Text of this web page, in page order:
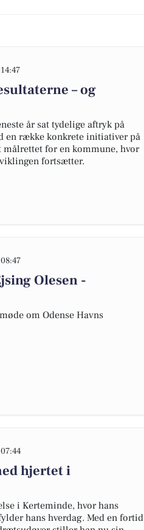
– og
år sat tydelige aftryk på
en række konkrete initiativer på
for en kommune, hvor
fortsætter.
Olesen -
om Odense Havns
hjertet i
i Kerteminde, hvor hans
hans hverdag. Med en fortid